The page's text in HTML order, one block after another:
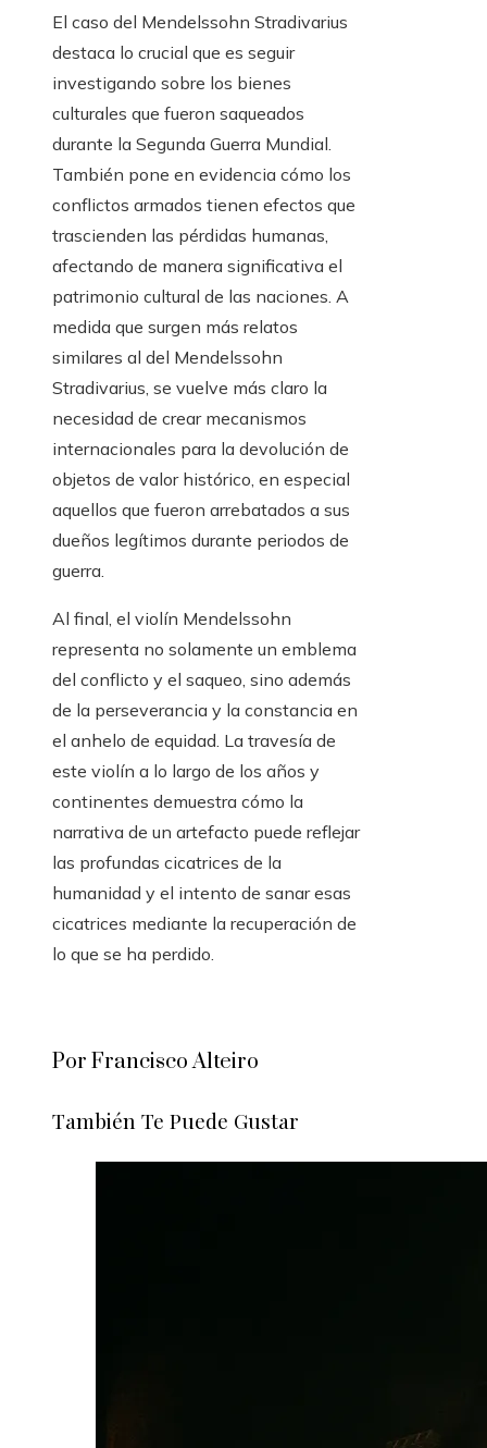
El caso del Mendelssohn Stradivarius
destaca lo crucial que es seguir
investigando sobre los bienes
culturales que fueron saqueados
durante la Segunda Guerra Mundial.
También pone en evidencia cómo los
conflictos armados tienen efectos que
trascienden las pérdidas humanas,
afectando de manera significativa el
patrimonio cultural de las naciones. A
medida que surgen más relatos
similares al del Mendelssohn
Stradivarius, se vuelve más claro la
necesidad de crear mecanismos
internacionales para la devolución de
objetos de valor histórico, en especial
aquellos que fueron arrebatados a sus
dueños legítimos durante periodos de
guerra.
Al final, el violín Mendelssohn
representa no solamente un emblema
del conflicto y el saqueo, sino además
de la perseverancia y la constancia en
el anhelo de equidad. La travesía de
este violín a lo largo de los años y
continentes demuestra cómo la
narrativa de un artefacto puede reflejar
las profundas cicatrices de la
humanidad y el intento de sanar esas
cicatrices mediante la recuperación de
lo que se ha perdido.
Por Francisco Alteiro
También Te Puede Gustar